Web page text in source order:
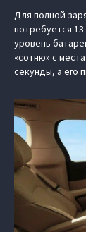
Для полной
потребуется
уровень
«сотню» с
секунды, а его